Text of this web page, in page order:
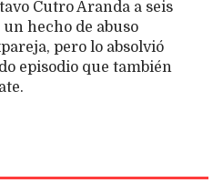
Cutro Aranda a seis
hecho de abuso
pero lo absolvió
episodio que también